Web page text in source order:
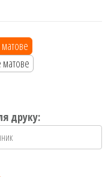
матове
друку: